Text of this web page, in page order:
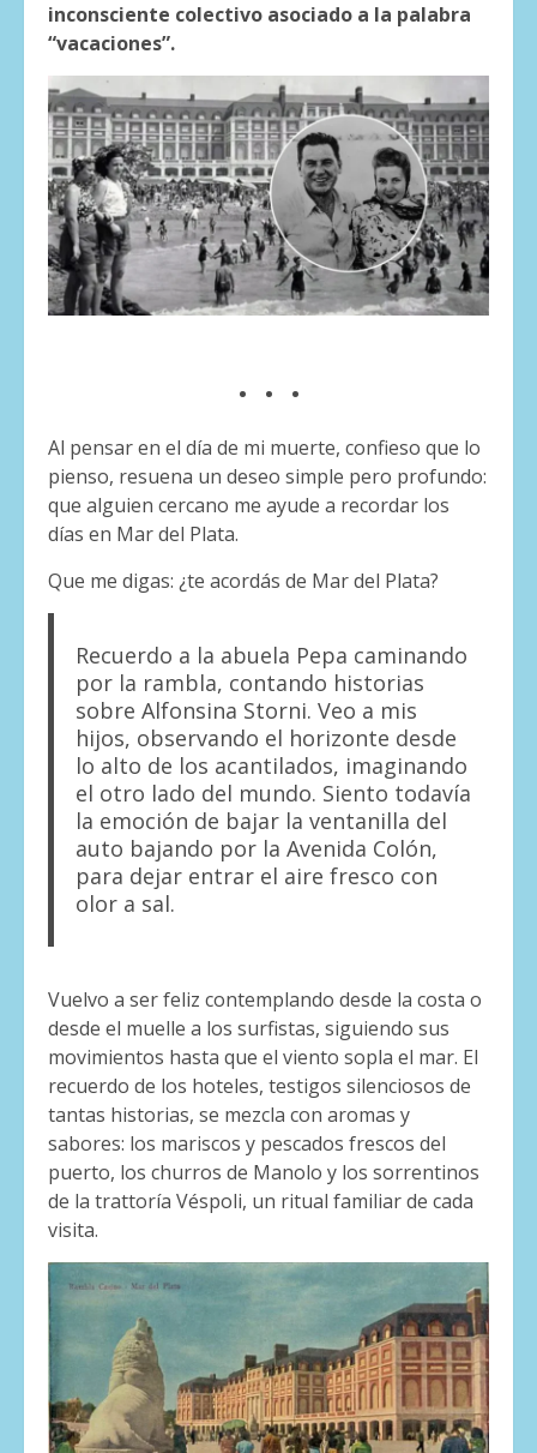
inconsciente colectivo asociado a la palabra
“vacaciones”.
. . .
Al pensar en el día de mi muerte, confieso que lo
pienso, resuena un deseo simple pero profundo:
que alguien cercano me ayude a recordar los
días en Mar del Plata.
Que me digas: ¿te acordás de Mar del Plata?
Recuerdo a la abuela Pepa caminando
por la rambla, contando historias
sobre Alfonsina Storni. Veo a mis
hijos, observando el horizonte desde
lo alto de los acantilados, imaginando
el otro lado del mundo. Siento todavía
la emoción de bajar la ventanilla del
auto bajando por la Avenida Colón,
para dejar entrar el aire fresco con
olor a sal.
Vuelvo a ser feliz contemplando desde la costa o
desde el muelle a los surfistas, siguiendo sus
movimientos hasta que el viento sopla el mar. El
recuerdo de los hoteles, testigos silenciosos de
tantas historias, se mezcla con aromas y
sabores: los mariscos y pescados frescos del
puerto, los churros de Manolo y los sorrentinos
de la trattoría Véspoli, un ritual familiar de cada
visita.